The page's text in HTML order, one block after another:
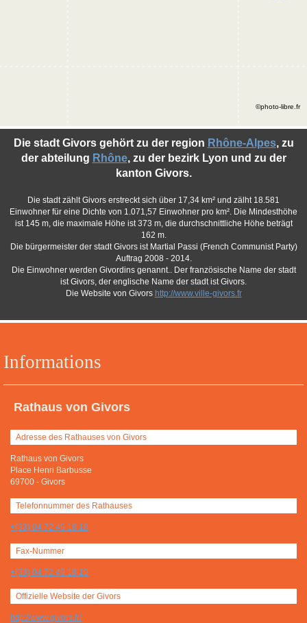
Informations
Rathaus von Givors
Adresse des Rathauses von Givors
Rathaus von Givors
Place Henri Barbusse
69700 - Givors
Telefonnummer des Rathauses
+(33) 04 72 49 18 18
Fax-Nummer
+(33) 04 72 49 18 19
Offizielle Website der Givors
http://www.givors.fr/
Die stadt Givors gehört zu der region Rhône-Alpes, zu
der abteilung Rhône, zu der bezirk Lyon und zu der
kanton Givors.
Die stadt zählt Givors erstreckt sich über 17,34 km² und zälht 18.581
Einwohner für eine Dichte von 1.071,57 Einwohner pro km². Die Mindesthöhe
ist 145 m, die maximale Höhe ist 373 m, die durchschnittliche Höhe beträgt
162 m.
Die bürgermeister der stadt Givors ist Martial Passi (French Communist Party)
Auftrag 2008 - 2014.
Die Einwohner werden Givordins genannt.. Der französische Name der stadt
ist Givors, der englische Name der stadt ist Givors.
Die Website von Givors http://www.ville-givors.fr
©photo-libre.fr